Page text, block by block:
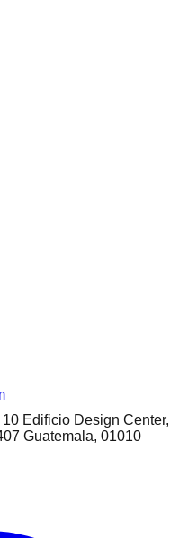
Edificio Design Center,
Guatemala, 01010